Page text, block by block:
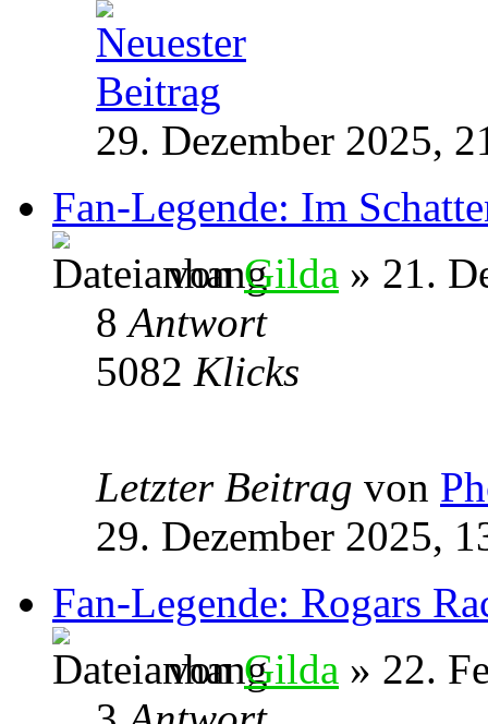
29. Dezember 2025,
Fan-Legende: Im
vonGilda » 21.
8Antwort
5082 Klicks
Letzter Beitrag von
29. Dezember 2025,
Fan-Legende: Rogars
vonGilda » 22.